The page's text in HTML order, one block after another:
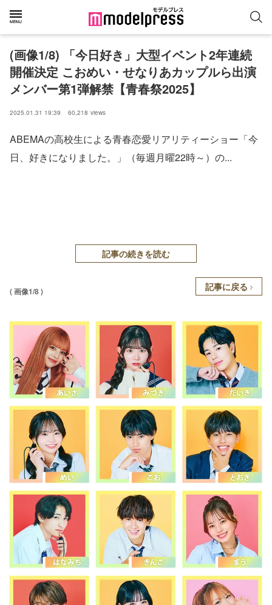
(画像1/8) 「今日好き」大型イベント2年連続
開催決定 こおめい・せなりあカップルら出演
メンバー第1弾解禁【青春祭2025】
2025.01.31 19:39 60,218 views
ABEMAの高校生による青春恋愛リアリティーショー「今
日、好きになりました。」（毎週月曜22時～）の...
記事の続きを読む
( 画像1/8 ) 記事に戻る